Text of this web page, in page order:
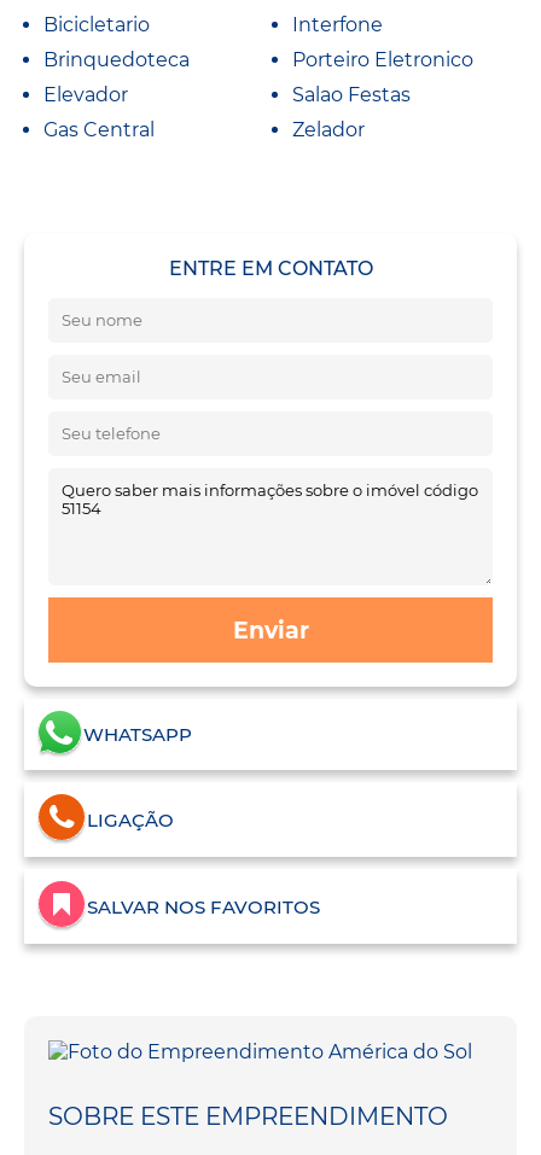
Bicicletario
Brinquedoteca
Elevador
Gas Central
Interfone
Porteiro Eletronico
Salao Festas
Zelador
ENTRE EM CONTATO
Enviar
WHATSAPP
LIGAÇÃO
SALVAR NOS FAVORITOS
SOBRE ESTE EMPREENDIMENTO